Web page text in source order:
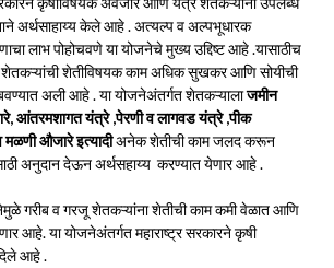
अर्थसाहाय्य केले आहे . अत्यल्प व अल्पभूधारक
लाभ पोहोचवणे या योजनेचे मुख्य उद्दिष्ट आहे .यासाठीच
शेतकऱ्यांची शेतीविषयक काम अधिक सुखकर आणि सोयीची
अली आहे . या योजनेअंतर्गत शेतकऱ्यालाजमीन
आंतरमशागत यंत्रे ,पेरणी व लागवड यंत्रे ,पीक
औजारे इत्यादीअनेक शेतीची काम जलद करून
अनुदान देऊन अर्थसहाय्य करण्यात येणार आहे .
गरीब व गरजू शेतकऱ्यांना शेतीची काम कमी वेळात आणि
आहे. या योजनेअंतर्गत महाराष्ट्र सरकारने कृषी
आहे .